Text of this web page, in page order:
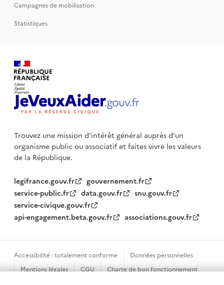
Campagnes de mobilisation
Statistiques
Trouvez une mission d'intérêt général auprès d’un
organisme publicou associatif et faites vivre les valeurs
de la République.
legifrance.gouv.fr
gouvernement.fr
service-public.fr
data.gouv.fr
snu.gouv.fr
service-civique.gouv.fr
api-engagement.beta.gouv.fr
associations.gouv.fr
Accessibilité : totalement conforme
Données personnelles
Mentions légales
CGU
Charte de bon fonctionnement